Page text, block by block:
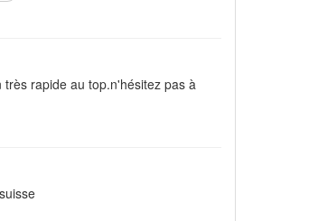
rapide au top.n'hésitez pas à